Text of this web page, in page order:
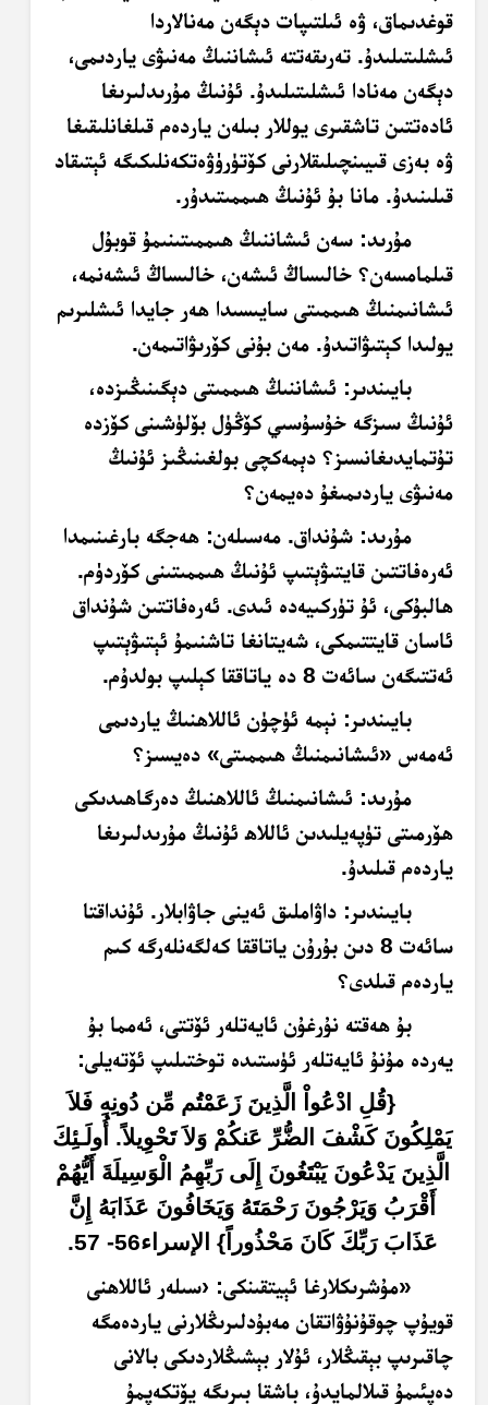
قوغدىماق، ۋە ئىلتىپات دېگەن مەنالاردا
ئىشلىتىلىدۇ. تەرىقەتتە ئىشاننىڭ مەنىۋى ياردىمى،
دېگەن مەنادا ئىشلىتىلىدۇ. ئۇنىڭ مۇرىدلىرىغا
ئادەتتىن تاشقىرى يوللار بىلەن ياردەم قىلغانلىقىغا
ۋە بەزى قىيىنچىلىقلارنى كۆتۈرۈۋەتكەنلىكىگە ئېتىقاد
قىلىنىدۇ. مانا بۇ ئۇنىڭ ھىممىتىدۇر.
مۇرىد: سەن ئىشاننىڭ ھىممىتىنىمۇ قوبۇل
قىلمامسەن؟ خالىساڭ ئىشەن، خالىساڭ ئىشەنمە،
ئىشانىمنىڭ ھىممىتى سايىسىدا ھەر جايدا ئىشلىرىم
يولىدا كېتىۋاتىدۇ. مەن بۇنى كۆرىۋاتىمەن.
بايىندىر: ئىشاننىڭ ھىممىتى دېگىنىڭىزدە،
ئۇنىڭ سىزگە خۇسۇسىي كۆڭۈل بۆلۈشىنى كۆزدە
تۇتمايدىغانسىز؟ دېمەكچى بولغىنىڭىز ئۇنىڭ
مەنىۋى ياردىمىغۇ دەيمەن؟
مۇرىد: شۇنداق. مەسىلەن: ھەجگە بارغىنىمدا
ئەرەفاتتىن قايتىۋېتىپ ئۇنىڭ ھىممىتىنى كۆردۈم.
ھالبۇكى، ئۇ تۈركىيەدە ئىدى. ئەرەفاتتىن شۇنداق
ئاسان قايتتىمكى، شەيتانغا تاشنىمۇ ئېتىۋېتىپ
ئەتتىگەن سائەت 8 دە ياتاققا كېلىپ بولدۇم.
بايىندىر: نېمە ئۈچۈن ئاللاھنىڭ ياردىمى
ئەمەس «ئىشانىمنىڭ ھىممىتى» دەيسىز؟
مۇرىد: ئىشانىمنىڭ ئاللاھنىڭ دەرگاھىدىكى
ھۆرمىتى تۈپەيلىدىن ئاللاھ ئۇنىڭ مۇرىدلىرىغا
ياردەم قىلىدۇ.
بايىندىر: داۋاملىق ئەينى جاۋابلار. ئۇنداقتا
سائەت 8 دىن بۇرۇن ياتاققا كەلگەنلەرگە كىم
ياردەم قىلدى؟
بۇ ھەقتە نۇرغۇن ئايەتلەر ئۆتتى، ئەمما بۇ
يەردە مۇنۇ ئايەتلەر ئۈستىدە توختىلىپ ئۆتەيلى:
{قُلِ ادْعُواْ الَّذِينَ زَعَمْتُم مِّن دُونِهِ فَلاَ
يَمْلِكُونَ كَشْفَ الضُّرِّ عَنكُمْ وَلاَ تَحْوِيلاً. أُولَـئِكَ
الَّذِينَ يَدْعُونَ يَبْتَغُونَ إِلَى رَبِّهِمُ الْوَسِيلَةَ أَيُّهُمْ
أَقْرَبُ وَيَرْجُونَ رَحْمَتَهُ وَيَخَافُونَ عَذَابَهُ إِنَّ
عَذَابَ رَبِّكَ كَانَ مَحْذُوراً} الإسراء56- 57
.
«مۇشرىكلارغا ئېيتقىنكى: ‹سىلەر ئاللاھنى
قويۇپ چوقۇنۇۋاتقان مەبۇدلىرىڭلارنى ياردەمگە
چاقىرىپ بېقىڭلار، ئۇلار بېشىڭلاردىكى بالانى
دەپئىمۇ قىلالمايدۇ، باشقا بىرىگە يۆتكەپمۇ